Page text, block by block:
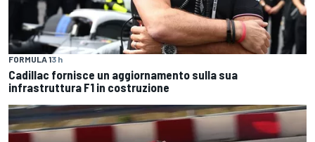
FORMULA 13 h
Cadillac fornisce un aggiornamento sulla sua
infrastruttura F1 in costruzione